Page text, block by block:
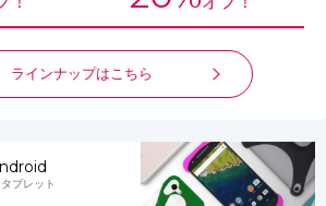
ラインナップはこちら
ブレット